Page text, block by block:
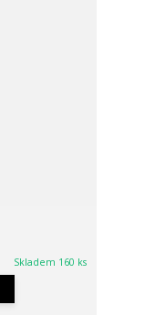
Skladem 160 ks